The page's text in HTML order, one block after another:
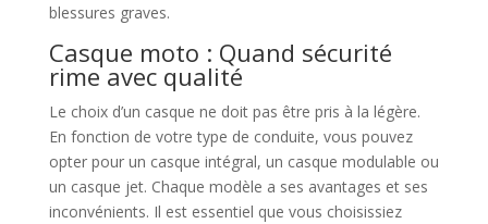
blessures graves.
Casque moto : Quand sécurité
rime avec qualité
Le choix d’un casque ne doit pas être pris à la légère.
En fonction de votre type de conduite, vous pouvez
opter pour un casque intégral, un casque modulable ou
un casque jet. Chaque modèle a ses avantages et ses
inconvénients. Il est essentiel que vous choisissiez